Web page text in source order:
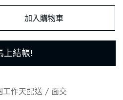
加入購物車
上結帳!
工作天配送 / 面交